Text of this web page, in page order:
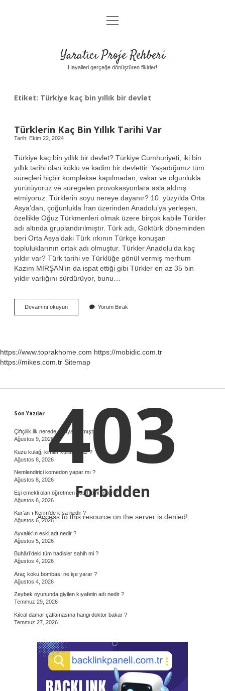
Anasayfa
Yasal Uyarı
menüyü
aç
Yaratıcı Proje Rehberi
Hayalleri gerçeğe dönüştüren fikirler!
Etiket: Türkiye kaç bin yıllık bir devlet
Türklerin Kaç Bin Yıllık Tarihi Var
Tarih: Ekim 22, 2024
Türkiye kaç bin yıllık bir devlet? Türkiye Cumhuriyeti, iki bin
yıllık tarihi olan köklü ve kadim bir devlettir. Yaşadığımız tüm
süreçleri hiçbir komplekse kapılmadan, vakar ve olgunlukla
yürütüyoruz ve süregelen provokasyonlara asla aldırış
etmiyoruz. Türklerin soyu nereye dayanır? 10. yüzyılda Orta
Asya’dan, çoğunlukla İran üzerinden Anadolu’ya yerleşen,
özellikle Oğuz Türkmenleri olmak üzere birçok kabile Türkler
adı altında gruplandırılmıştır. Türk adı, Göktürk döneminden
beri Orta Asya’daki Türk ırkının Türkçe konuşan
topluluklarının ortak adı olmuştur. Türkler Anadolu’da kaç
yıldır var? Türk tarihi ve Türklüğe gönül vermiş merhum
Kazım MİRŞAN’ın da ispat ettiği gibi Türkler en az 35 bin
yıldır varlığını sürdürüyor, bunu…
Devamını okuyunTürklerin
Kaç
Yorum Bırak
https://www.toprakhome.com https://mobidic.com.tr
https://mikes.com.tr Sitemap
Sidebar
Son Yazılar
Çiftçilik ilk nerede ortaya çıkmıştır ?
Ağustos 9, 2026
Kuzu kulağı kimler kullanamaz ?
Ağustos 8, 2026
Nemlendirici komedon yapar mı ?
Ağustos 8, 2026
Eşi emekli olan öğretmen nasıl tayin ister ?
Ağustos 6, 2026
Kur’an-ı Kerim’de kısa nedir ?
Ağustos 6, 2026
Ayvalık’ın eski adı nedir ?
Ağustos 5, 2026
Buhârî’deki tüm hadisler sahih mi ?
Ağustos 4, 2026
Araç koku bombası ne işe yarar ?
Ağustos 4, 2026
Zeybek oyununda giyilen kıyafetin adı nedir ?
Temmuz 29, 2026
Kılcal damar çatlamasına hangi doktor bakar ?
Temmuz 27, 2026
403
Forbidden
Access to this resource on the server is denied!